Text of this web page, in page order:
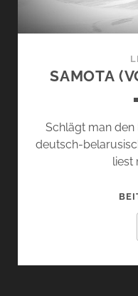
SAMOTA
Schlägt man den
deutsch-
liest